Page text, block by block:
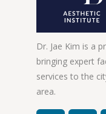
Dr. Jae Kim is a
bringing expert
services to the
area.